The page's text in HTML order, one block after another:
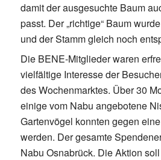
damit der ausgesuchte Baum
passt. Der „richtige“ Baum
und der Stamm gleich noch
Die BENE-Mitglieder waren
vielfältige Interesse der
des Wochenmarktes. Über 30
einige vom Nabu angebotene
Gartenvögel konnten gegen
werden. Der gesamte
Nabu Osnabrück. Die Aktion